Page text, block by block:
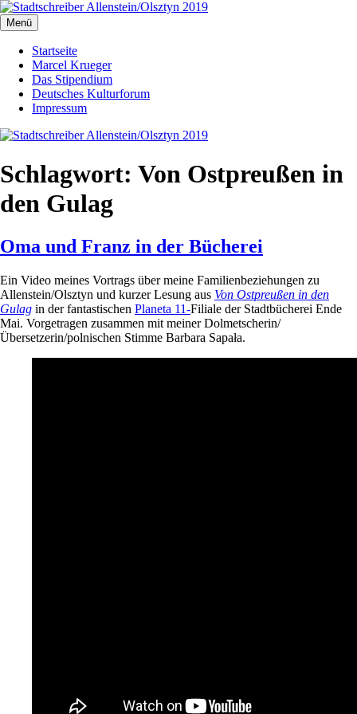
Zum
Inhalt
springen
Stadtschreiber Allenstein/Olsztyn 2019
Der Schriftsteller und Übersetzer Marcel Krueger berichtet aus dem
Herzen Ermlands
Menü
Startseite
Marcel Krueger
Das Stipendium
Deutsches Kulturforum
Impressum
Schlagwort: Von Ostpreußen in
den Gulag
Oma und Franz in der Bücherei
Ein Video meines Vortrags über meine Familienbeziehungen zu
Allenstein/Olsztyn und kurzer Lesung aus Von Ostpreußen in den
Gulag in der fantastischen Planeta 11-Filiale der Stadtbücherei Ende
Mai. Vorgetragen zusammen mit meiner Dolmetscherin/
Übersetzerin/polnischen Stimme Barbara Sapała.